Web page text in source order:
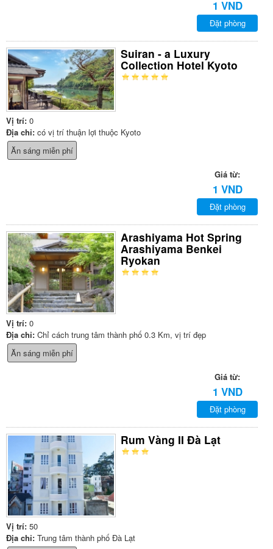
1 VND
Đặt phòng
Suiran - a Luxury
Collection Hotel Kyoto
Vị trí: 0
Địa chỉ: có vị trí thuận lợi thuộc Kyoto
Ăn sáng miễn phí
Giá từ:
1 VND
Đặt phòng
Arashiyama Hot Spring
Arashiyama Benkei
Ryokan
Vị trí: 0
Địa chỉ: Chỉ cách trung tâm thành phố 0.3 Km, vị trí đẹp
Ăn sáng miễn phí
Giá từ:
1 VND
Đặt phòng
Rum Vàng II Đà Lạt
Vị trí: 50
Địa chỉ: Trung tâm thành phố Đà Lạt